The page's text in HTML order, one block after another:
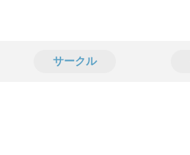
サークル